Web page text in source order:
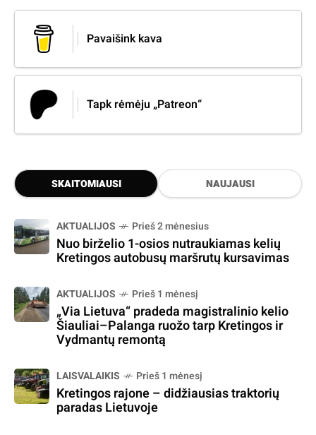
Pavaišink kava
Tapk rėmėju „Patreon“
SKAITOMIAUSI NAUJAUSI
AKTUALIJOS Prieš 2 mėnesius
Nuo birželio 1-osios nutraukiamas kelių
Kretingos autobusų maršrutų kursavimas
AKTUALIJOS Prieš 1 mėnesį
„Via Lietuva“ pradeda magistralinio kelio
Šiauliai–Palanga ruožo tarp Kretingos ir
Vydmantų remontą
LAISVALAIKIS Prieš 1 mėnesį
Kretingos rajone – didžiausias traktorių
paradas Lietuvoje